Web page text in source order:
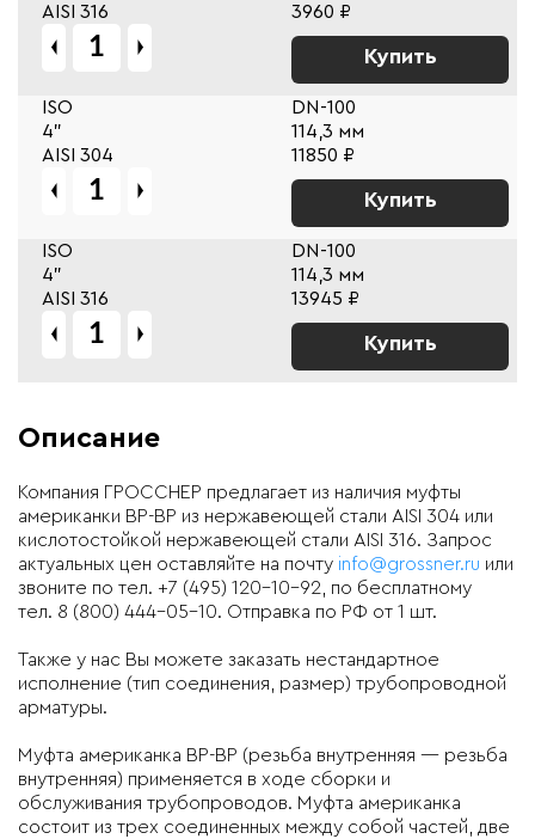
AISI 316
3960 ₽
Купить
ISO
DN-100
4"
114,3 мм
AISI 304
11850 ₽
Купить
ISO
DN-100
4"
114,3 мм
AISI 316
13945 ₽
Купить
Описание
Компания ГРОССНЕР предлагает из наличия муфты
американки ВР-ВР из нержавеющей стали AISI 304 или
кислотостойкой нержавеющей стали AISI 316. Запрос
актуальных цен оставляйте на почту info@grossner.ru или
звоните по тел. +7 (495) 120-10-92, по бесплатному
тел. 8 (800) 444-05-10. Отправка по РФ от 1 шт.
Также у нас Вы можете заказать нестандартное
исполнение (тип соединения, размер) трубопроводной
арматуры.
Муфта американка ВР-ВР (резьба внутренняя — резьба
внутренняя) применяется в ходе сборки и
обслуживания трубопроводов. Муфта американка
состоит из трех соединенных между собой частей, две